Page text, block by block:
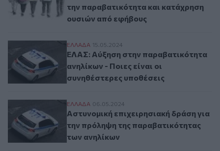
την παραβατικότητα και κατάχρηση
ουσιών από εφήβους
ΕΛΑΣ: Αύξηση στην παραβατικότητα
ΕΛΛAΔΑ 15.05.2024
ΕΛΑΣ: Αύξηση στην παραβατικότητα
ανηλίκων - Ποιες είναι οι
συνηθέστερες υποθέσεις
Αστυνομική επιχειρησιακή δράση για
ΕΛΛAΔΑ 06.05.2024
Αστυνομική επιχειρησιακή δράση για
την πρόληψη της παραβατικότητας
των ανηλίκων